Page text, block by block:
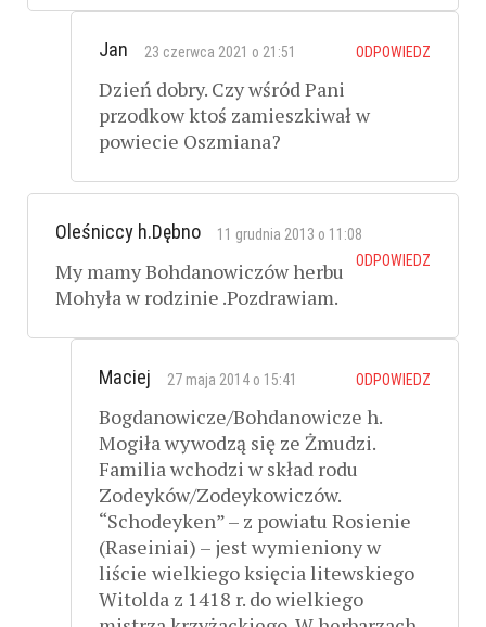
Jan 23 czerwca 2021 o 21:51 ODPOWIEDZ
Dzień dobry. Czy wśród Pani
przodkow ktoś zamieszkiwał w
powiecie Oszmiana?
Oleśniccy h.Dębno
11 grudnia 2013 o 11:08
ODPOWIEDZ
My mamy Bohdanowiczów herbu
Mohyła w rodzinie .Pozdrawiam.
Maciej 27 maja 2014 o 15:41 ODPOWIEDZ
Bogdanowicze/Bohdanowicze h.
Mogiła wywodzą się ze Żmudzi.
Familia wchodzi w skład rodu
Zodeyków/Zodeykowiczów.
“Schodeyken” – z powiatu Rosienie
(Raseiniai) – jest wymieniony w
liście wielkiego księcia litewskiego
Witolda z 1418 r. do wielkiego